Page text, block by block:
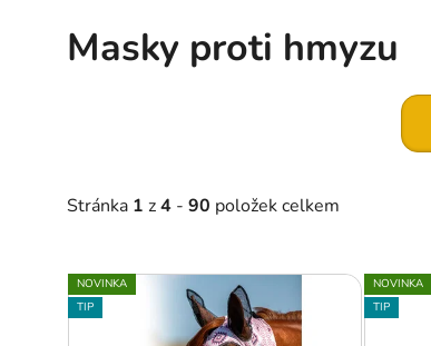
Masky proti hmyzu
Stránka 1 z4 - 90 položek celkem
V
ý
NOVINKA
TIP
NOVINKA
TIP